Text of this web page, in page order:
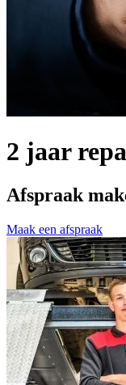
2 jaar
Afspraak
Maak een afspraak